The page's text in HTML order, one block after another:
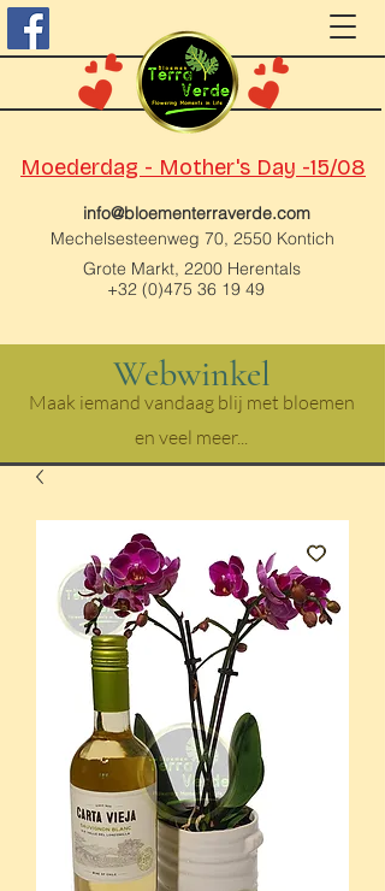
info@bloementerraverde.com
Mechelsesteenweg 70, 2550 Kontich
Grote Markt, 2200 Herentals
Moederdag - Mother's Day -15/08
+32 (0)475 36 19 49
Webwinkel
Maak iemand vandaag blij met bloemen
en veel meer...